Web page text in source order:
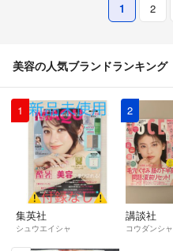
1 2
美容の人気ブランドランキング
1
集英社
シュウエイシャ
2
講談社
コウダンシャ